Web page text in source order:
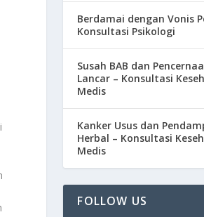
Berdamai dengan Vonis
Konsultasi Psikologi
Susah BAB dan
Lancar – Konsultasi
Medis
Kanker Usus dan
Herbal – Konsultasi
Medis
FOLLOW US